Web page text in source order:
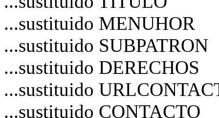
...sustituido MENUHOR
...sustituido SUBPATRON
...sustituido DERECHOS
...sustituido
...sustituido CONTACTO